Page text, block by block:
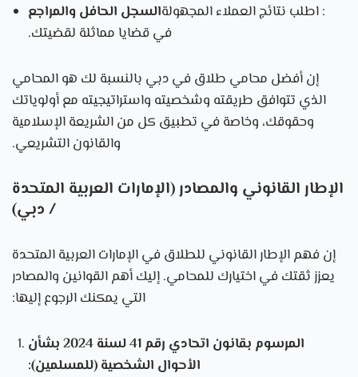
السجل الحافل والمراجع: اطلب نتائج العملاء المجهولة
في قضايا مماثلة لقضيتك.
إن أفضل محامي طلاق في دبي بالنسبة لك هو المحامي
الذي تتوافق طريقته وشخصيته واستراتيجيته مع أولوياتك
وحقوقك، وخاصة في تطبيق كل من الشريعة الإسلامية
والقانون التشريعي.
الإطار القانوني والمصادر (الإمارات العربية المتحدة
/ دبي)
إن فهم الإطار القانوني للطلاق في الإمارات العربية المتحدة
يعزز ثقتك في اختيارك للمحامي. إليك أهم القوانين والمصادر
التي يمكنك الرجوع إليها:
المرسوم بقانون اتحادي رقم 41 لسنة 2024 بشأن
الأحوال الشخصية (للمسلمين):